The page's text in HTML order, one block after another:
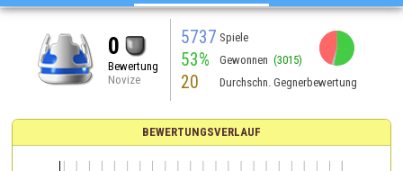
0
Bewertung
Novize
5737 Spiele
53% Gewonnen (3015)
20 Durchschn. Gegnerbewertung
BEWERTUNGSVERLAUF